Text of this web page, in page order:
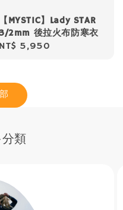
【MYSTIC】Lady STAR
2mm 後拉火布防寒衣
Regular
NT$ 5,950
類